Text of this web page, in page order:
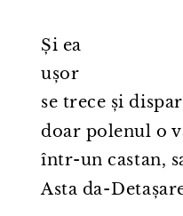
Și ea
ușor
se trece și
doar polenul o
într⁠-⁠un castan,
Asta da⁠-⁠